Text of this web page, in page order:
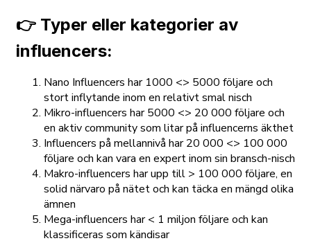
👉 Typer eller kategorier av
influencers:
Nano Influencers har 1000 <> 5000 följare och
stort inflytande inom en relativt smal nisch
Mikro-influencers har 5000 <> 20 000 följare och
en aktiv community som litar på influencerns äkthet
Influencers på mellannivå har 20 000 <> 100 000
följare och kan vara en expert inom sin bransch-nisch
Makro-influencers har upp till > 100 000 följare, en
solid närvaro på nätet och kan täcka en mängd olika
ämnen
Mega-influencers har < 1 miljon följare och kan
klassificeras som kändisar